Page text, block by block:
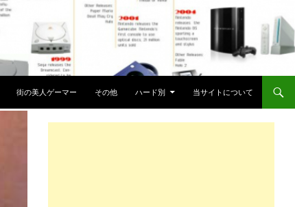
街の美人ゲーマー その他 ハード別 当サイトについて